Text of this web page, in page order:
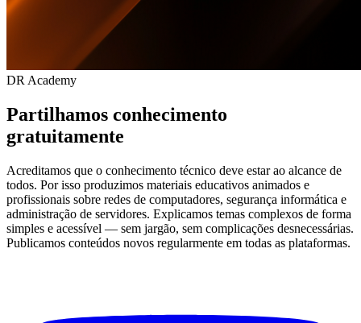
DR Academy
Partilhamos conhecimento
gratuitamente
Acreditamos que o conhecimento técnico deve estar ao alcance de
todos. Por isso produzimos materiais educativos animados e
profissionais sobre redes de computadores, segurança informática e
administração de servidores. Explicamos temas complexos de forma
simples e acessível — sem jargão, sem complicações desnecessárias.
Publicamos conteúdos novos regularmente em todas as plataformas.